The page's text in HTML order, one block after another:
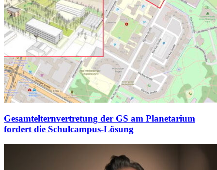
Gesamtelternvertretung der GS am Planetarium
fordert die Schulcampus-Lösung